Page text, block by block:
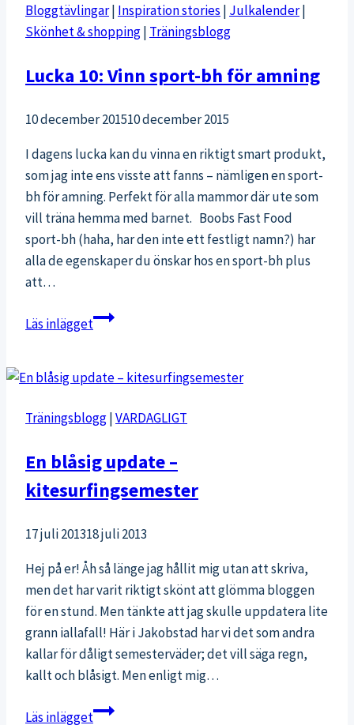
Bloggtävlingar| Inspiration stories | Julkalender|
Skönhet & shopping| Träningsblogg
Lucka 10: Vinn sport-bh för amning
10 december 201510 december 2015
I dagens lucka kan du vinna en riktigt smart produkt,
som jag inte ens visste att fanns – nämligen en sport-
bh för amning. Perfekt för alla mammor där ute som
vill träna hemma med barnet. Boobs Fast Food
sport-bh (haha, har den inte ett festligt namn?) har
alla de egenskaper du önskar hos en sport-bh plus
att…
Läs inläggetLucka
sport-
för
Träningsblogg|VARDAGLIGT
En blåsig update –
kitesurfingsemester
17 juli 201318 juli 2013
Hej på er! Åh så länge jag hållit mig utan att skriva,
men det har varit riktigt skönt att glömma bloggen
för en stund. Men tänkte att jag skulle uppdatera lite
grann iallafall! Här i Jakobstad har vi det som andra
kallar för dåligt semesterväder; det vill säga regn,
kallt och blåsigt. Men enligt mig…
Läs inläggetEn